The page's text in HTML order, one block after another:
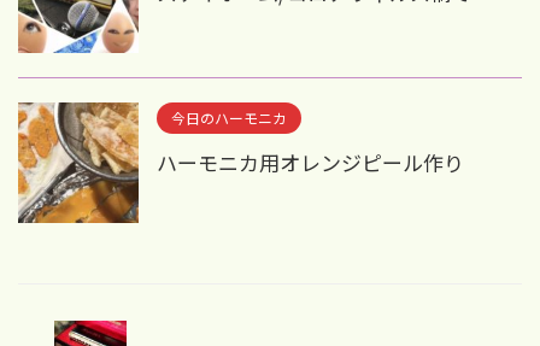
今日のハーモニカ
ハーモニカ用オレンジピール作り